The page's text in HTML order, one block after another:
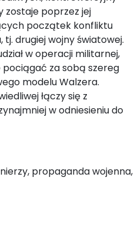
zostaje poprzez jej
początek konfliktu
drugiej wojny światowej.
w operacji militarnej,
pociągać za sobą szereg
modelu Walzera.
łączy się z
w odniesieniu do
propaganda wojenna,